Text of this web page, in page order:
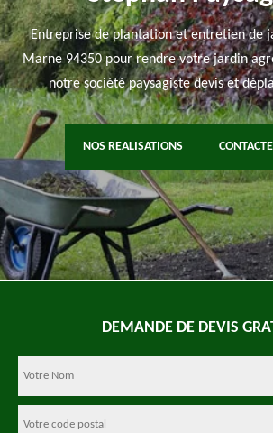
Entreprise de plantation et entretien de
Marne 94350 pour rendre votre jardin
notre société paysagiste devis et
NOS REALISATIONS
DEMANDE DE DEVIS